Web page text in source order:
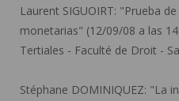
Laurent SIGUOIRT: "Prueba
monetarias" (12/09/08 a las
Tertiales - Faculté de Droit -
Stéphane DOMINIQUEZ: "La